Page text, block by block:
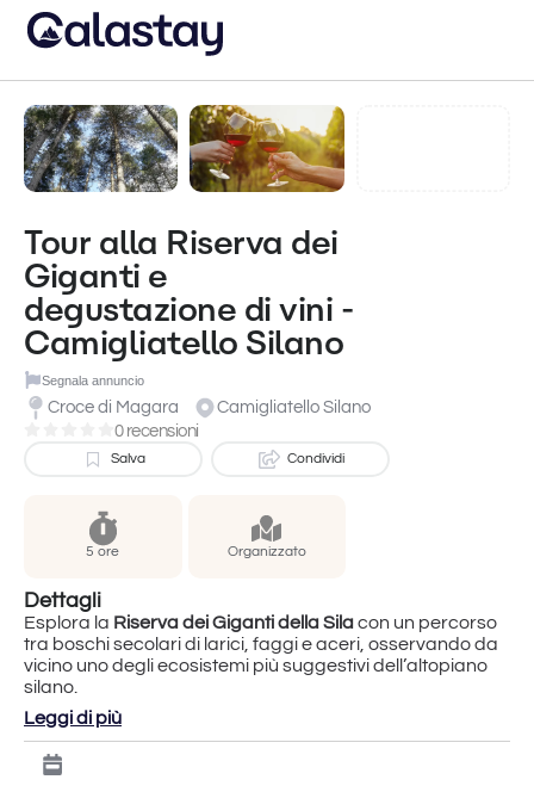
Tour alla Riserva dei
Giganti e
degustazione di vini -
Camigliatello Silano
Segnala annuncio
Croce di Magara
Camigliatello Silano
0 recensioni
Salva Condividi
5 ore Organizzato
Dettagli
Esplora la Riserva dei Giganti della Silacon un percorso
tra boschi secolari di larici, faggi e aceri, osservando da
vicino uno degli ecosistemi più suggestivi dell’altopiano
silano.
Il tour prosegue verso il
a oltre 1.200 metri di altitudine, dove è possibile scoprire
la viticoltura di montagna e passeggiare tra i filari.
Leggi di più